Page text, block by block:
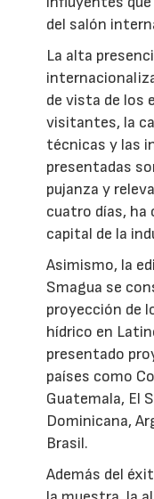
del salón
La alta
de vista de los
visitantes, la
técnicas y las
presentadas
pujanza y
cuatro días, ha
capital de la
Asimismo, la
Smagua se
proyección de
hídrico en
presentado
países como
Guatemala, El
Dominicana,
Brasil.
Además del